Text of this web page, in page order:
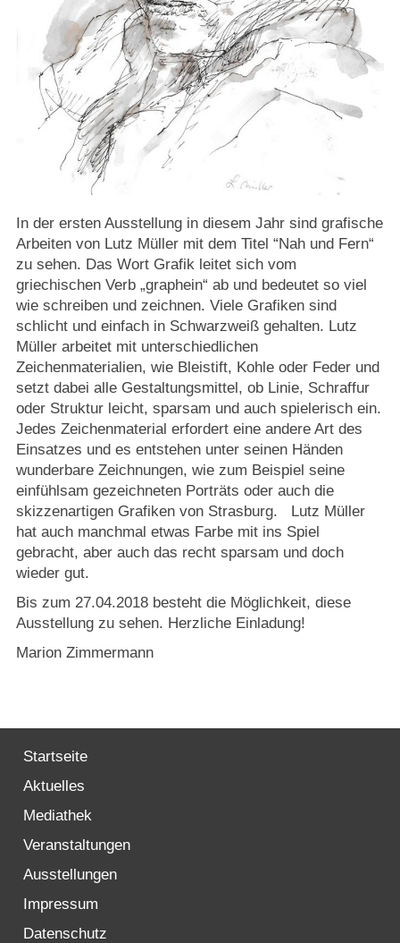
Sprache/Language
In der ersten Ausstellung in diesem Jahr sind grafische
Arbeiten von Lutz Müller mit dem Titel “Nah und Fern“
zu sehen. Das Wort Grafik leitet sich vom
griechischen Verb „graphein“ ab und bedeutet so viel
wie schreiben und zeichnen. Viele Grafiken sind
schlicht und einfach in Schwarzweiß gehalten. Lutz
Müller arbeitet mit unterschiedlichen
Zeichenmaterialien, wie Bleistift, Kohle oder Feder und
setzt dabei alle Gestaltungsmittel, ob Linie, Schraffur
oder Struktur leicht, sparsam und auch spielerisch ein.
Jedes Zeichenmaterial erfordert eine andere Art des
Einsatzes und es entstehen unter seinen Händen
wunderbare Zeichnungen, wie zum Beispiel seine
einfühlsam gezeichneten Porträts oder auch die
skizzenartigen Grafiken von Strasburg. Lutz Müller
hat auch manchmal etwas Farbe mit ins Spiel
gebracht, aber auch das recht sparsam und doch
wieder gut.
Bis zum 27.04.2018 besteht die Möglichkeit, diese
Ausstellung zu sehen. Herzliche Einladung!
Marion Zimmermann
Startseite
Aktuelles
Mediathek
Veranstaltungen
Ausstellungen
Impressum
Datenschutz